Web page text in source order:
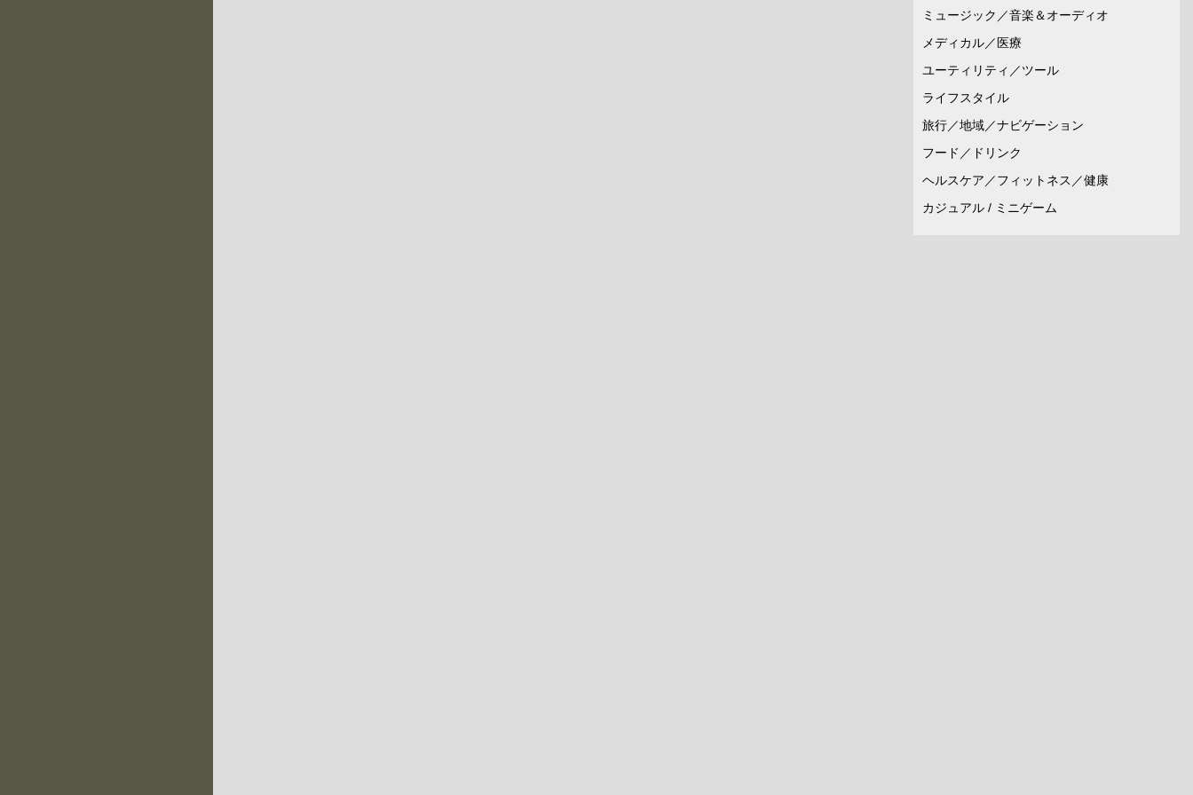
ミュージック／音楽＆オーディオ
メディカル／医療
ユーティリティ／ツール
ライフスタイル
旅行／地域／ナビゲーション
フード／ドリンク
ヘルスケア／フィットネス／健康
カジュアル / ミニゲーム